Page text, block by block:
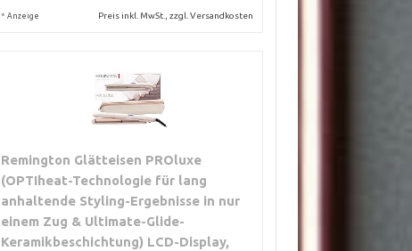
* Anzeige Preis inkl. MwSt., zzgl. Versandkosten
Remington Glätteisen PROluxe
(OPTIheat-Technologie für lang
anhaltende Styling-Ergebnisse in nur
einem Zug & Ultimate-Glide-
Keramikbeschichtung) LCD-Display,